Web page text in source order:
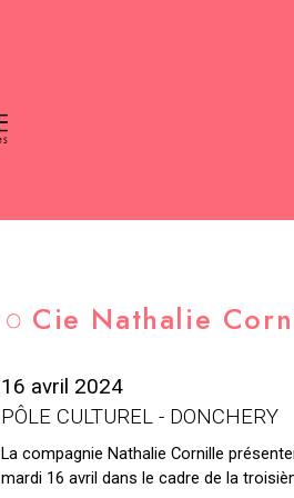
Cie Nathalie
16 avril 2024
PÔLE CULTUREL - DONCHERY
La compagnie Nathalie Cornille
mardi 16 avril dans le cadre de la